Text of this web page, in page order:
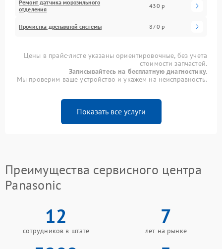
Ремонт датчика морозильного
отделения
430 р
Прочистка дренажной системы 870 р
Цены в прайс-листе указаны ориентировочные, без учета
стоимости запчастей.
Записывайтесь на бесплатную диагностику.
Мы проверим ваше устройство и укажем на неисправность.
Показать все услуги
Преимущества сервисного центра
Panasonic
12
сотрудников в штате
7
лет на рынке